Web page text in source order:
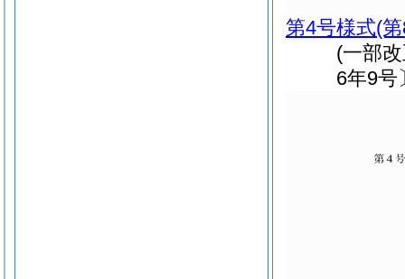
第4号様式(
(一部
6年9号